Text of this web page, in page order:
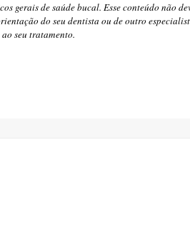
gerais de saúde bucal. Esse conteúdo não
do seu dentista ou de outro
seu tratamento.